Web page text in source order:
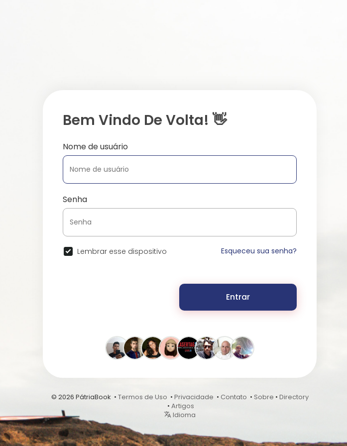
Bem Vindo De Volta! 👋
Nome de usuário
Senha
Lembrar esse dispositivo Esqueceu sua senha?
Entrar
© 2026 PátriaBook • Termos de Uso • Privacidade • Contato • Sobre • Directory
• Artigos
Idioma